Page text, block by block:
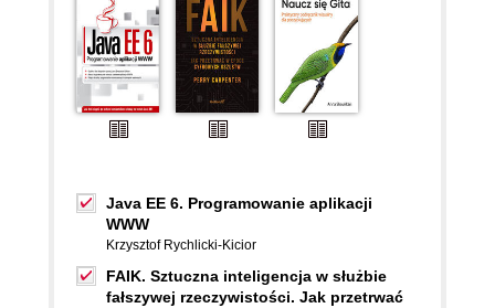
Java EE 6. Programowanie aplikacji
WWW
Krzysztof Rychlicki-Kicior
FAIK. Sztuczna inteligencja w służbie
fałszywej rzeczywistości. Jak przetrwać